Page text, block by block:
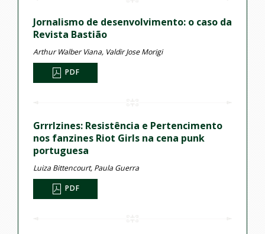
Jornalismo de desenvolvimento: o caso da
Revista Bastião
Arthur Walber Viana, Valdir Jose Morigi
PDF
Grrrlzines: Resistência e Pertencimento
nos fanzines Riot Girls na cena punk
portuguesa
Luiza Bittencourt, Paula Guerra
PDF